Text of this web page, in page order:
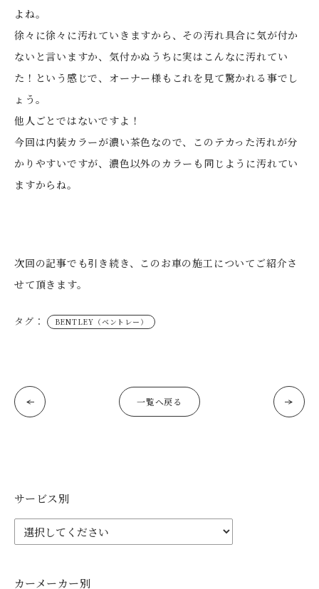
よね。
徐々に徐々に汚れていきますから、その汚れ具合に気が付か
ないと言いますか、気付かぬうちに実はこんなに汚れてい
た！という感じで、オーナー様もこれを見て驚かれる事でし
ょう。
他人ごとではないですよ！
今回は内装カラーが濃い茶色なので、このテカった汚れが分
かりやすいですが、濃色以外のカラーも同じように汚れてい
ますからね。
次回の記事でも引き続き、このお車の施工についてご紹介さ
せて頂きます。
タグ： BENTLEY（ベントレー）
一覧へ戻る
サービス別
カーメーカー別